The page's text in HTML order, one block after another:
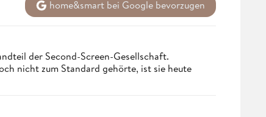
home&smart bei Google bevorzugen
der Second-Screen-Gesellschaft.
nicht zum Standard gehörte, ist sie heute